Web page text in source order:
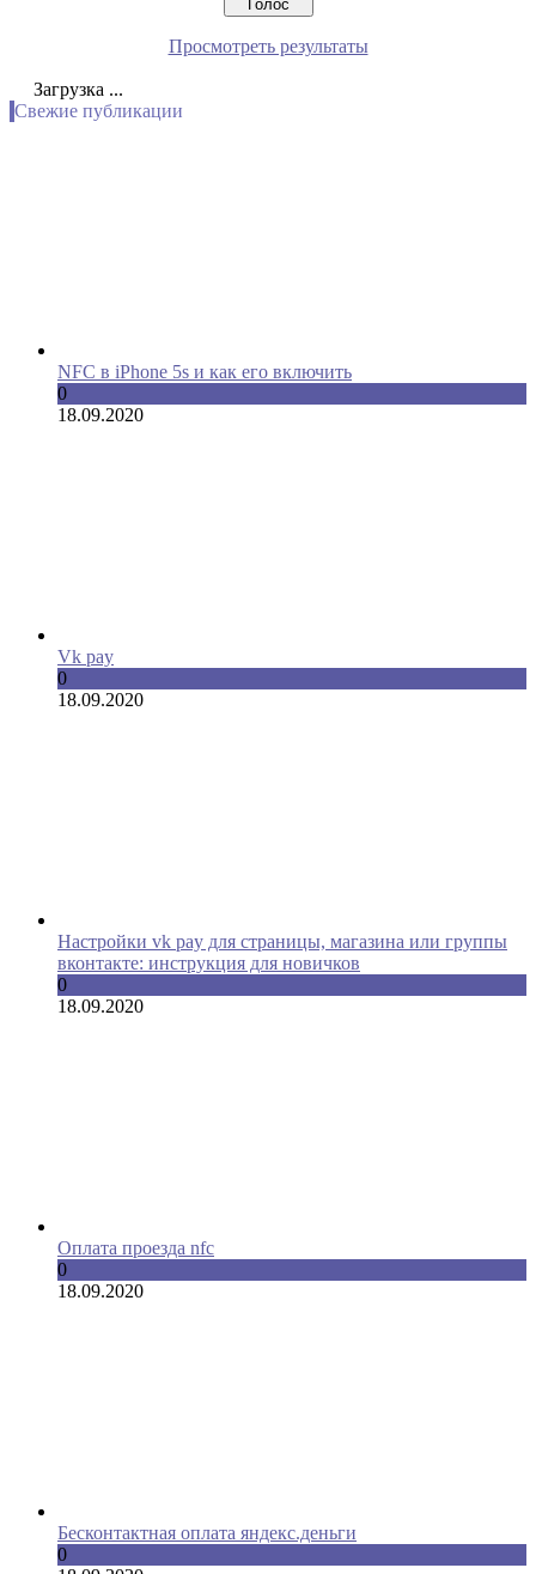
Просмотреть результаты
Загрузка ...
Свежие публикации
NFC в iPhone 5s и как его включить
0
18.09.2020
Vk pay
0
18.09.2020
Настройки vk pay для страницы, магазина или группы
вконтакте: инструкция для новичков
0
18.09.2020
Оплата проезда nfc
0
18.09.2020
Бесконтактная оплата яндекс.деньги
0